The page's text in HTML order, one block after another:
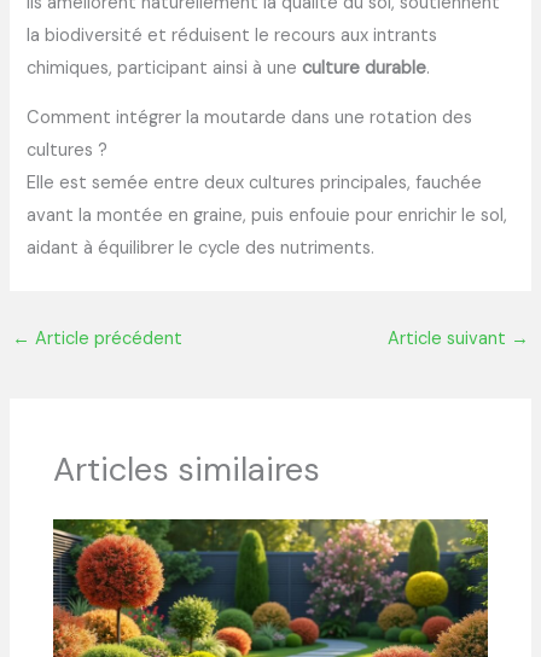
la biodiversité et réduisent le recours aux intrants
chimiques, participant ainsi à uneculture durable.
Comment intégrer la moutarde dans une rotation des
cultures ?
Elle est semée entre deux cultures principales, fauchée
avant la montée en graine, puis enfouie pour enrichir le sol,
aidant à équilibrer le cycle des nutriments.
← Article précédent Article suivant →
Articles similaires